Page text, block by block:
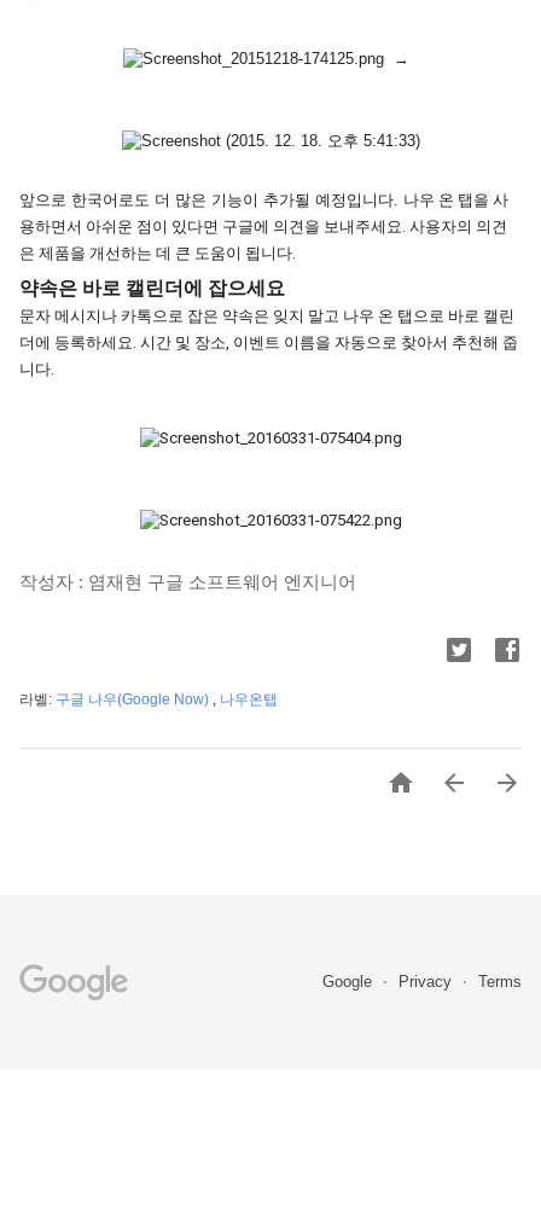
→
앞으로 한국어로도 더 많은 기능이 추가될 예정입니다. 나우 온 탭을 사
용하면서 아쉬운 점이 있다면 구글에 의견을 보내주세요. 사용자의 의견
은 제품을 개선하는 데 큰 도움이 됩니다.
약속은 바로 캘린더에 잡으세요
문자 메시지나 카톡으로 잡은 약속은 잊지 말고 나우 온 탭으로 바로 캘린
더에 등록하세요. 시간 및 장소, 이벤트 이름을 자동으로 찾아서 추천해 줍
니다.
작성자 : 염재현 구글 소프트웨어 엔지니어
라벨: 구글 나우(Google Now) , 나우온탭
  
Google Privacy Terms